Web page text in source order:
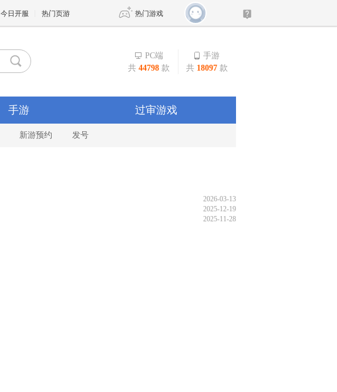
今日开服 热门页游 热门游戏
传奇4
新天龙八部
王权与自由
PC端
共 44798 款
手游
共 18097 款
手游 过审游戏
新游预约 发号
2026-03-13
2025-12-19
2025-11-28